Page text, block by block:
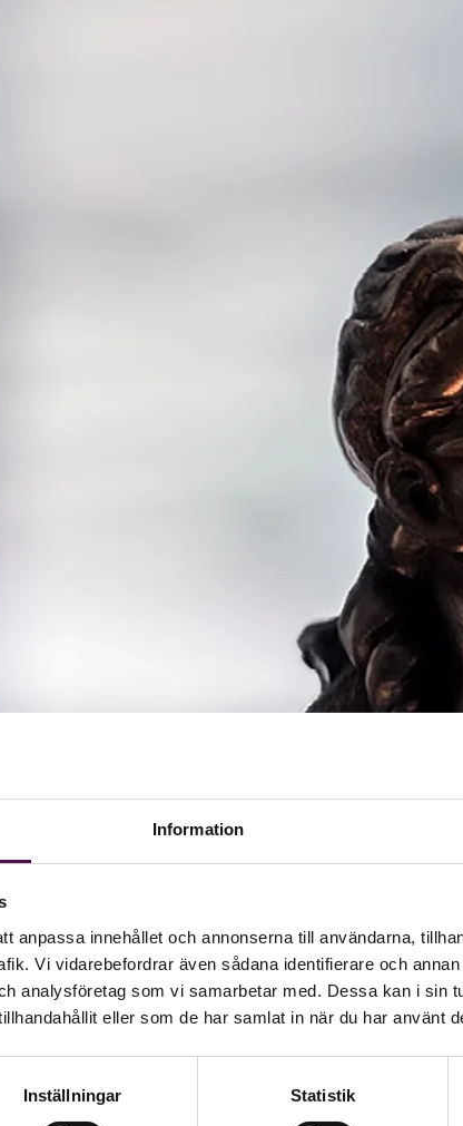
Information
anpassa innehållet och annonserna till användarna,
Vi vidarebefordrar även sådana identifierare och
analysföretag som vi samarbetar med. Dessa kan i sin
eller som de har samlat in när du har använt
Inställningar Statistik